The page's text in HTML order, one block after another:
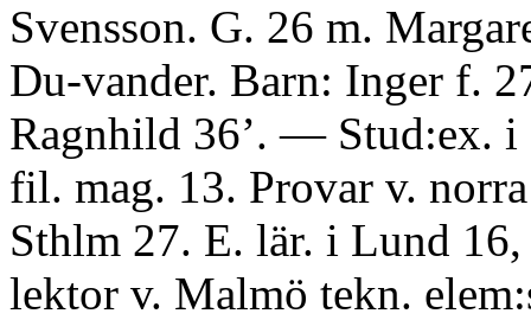
Svensson. G. 26 m.
Du-vander. Barn: Inger f.
Ragnhild 36’. — Stud:ex. i
fil. mag. 13. Provar v.
Sthlm 27. E. lär. i Lund
lektor v. Malmö tekn.